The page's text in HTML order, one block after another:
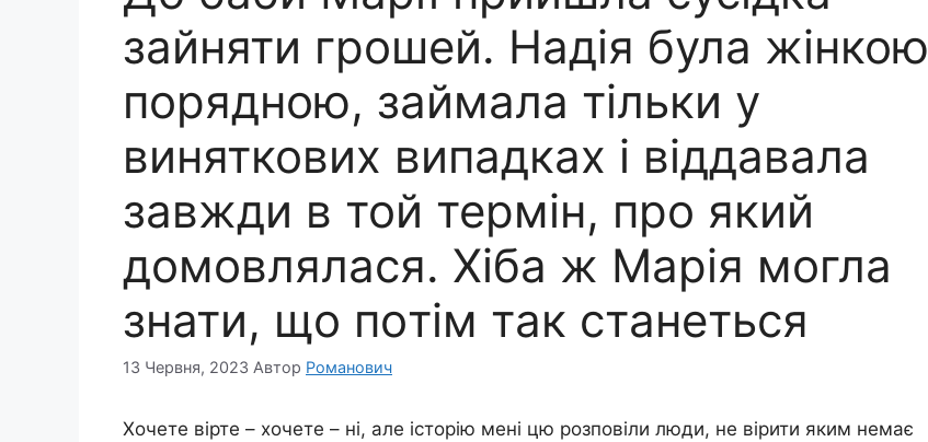
зайняти грошей. Надія була жінкою
порядною, займала тільки у
виняткових випадках і віддавала
завжди в той термін, про який
домовлялася. Хiба ж Марія мoгла
знати, щo пoтім тaк cтaнeться
13 Червня, 2023 Автор Романович
Хочете вірте – хочете – ні, але історію мені цю розповіли люди, не вірити яким немає